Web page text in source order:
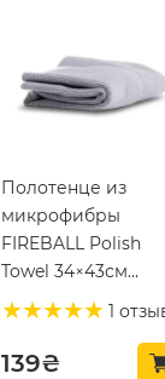
Полотенце из
микрофибры
FIREBALL Polish
Towel 34×43см
(215078)
1
139₴